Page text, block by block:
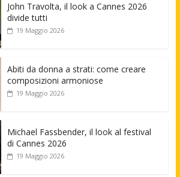
John Travolta, il look a Cannes 2026
divide tutti
19 Maggio 2026
Abiti da donna a strati: come creare
composizioni armoniose
19 Maggio 2026
Michael Fassbender, il look al festival
di Cannes 2026
19 Maggio 2026